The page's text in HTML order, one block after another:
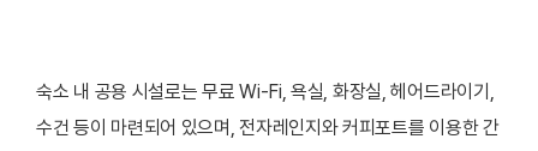
숙소 내 공용 시설로는 무료 Wi-Fi, 욕실, 화장실, 헤어드라이기,
수건 등이 마련되어 있으며, 전자레인지와 커피포트를 이용한 간